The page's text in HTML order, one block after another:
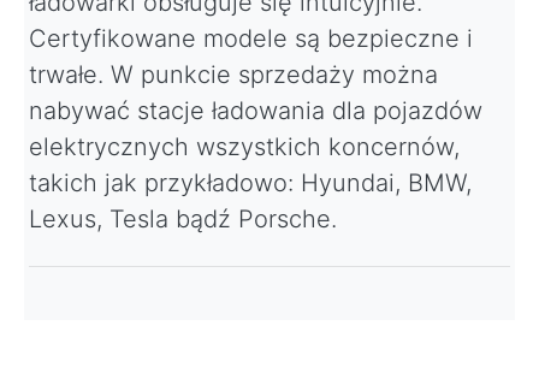
Certyfikowane modele są bezpieczne i
trwałe. W punkcie sprzedaży można
nabywać stacje ładowania dla pojazdów
elektrycznych wszystkich koncernów,
takich jak przykładowo: Hyundai, BMW,
Lexus, Tesla bądź Porsche.